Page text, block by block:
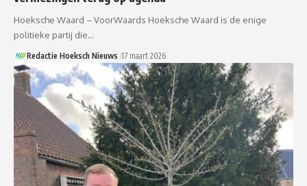
Hoeksche Waard – VoorWaards Hoeksche Waard is de enige
politieke partij die…
Redactie Hoeksch Nieuws 17 maart 2026